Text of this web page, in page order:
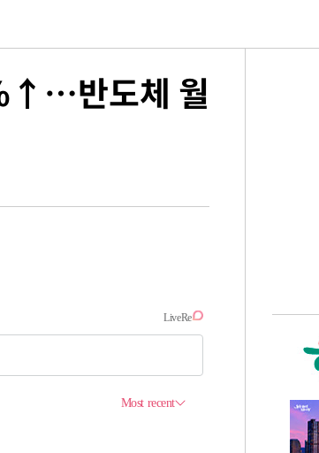
반도체 월